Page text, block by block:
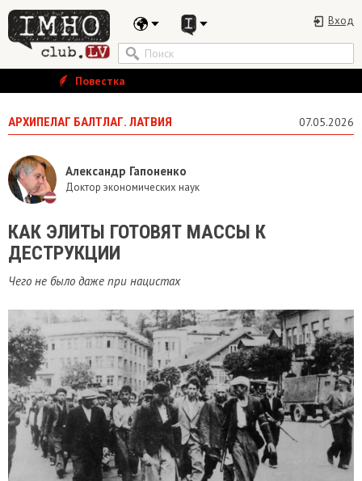
Вход
Повестка
АРХИПЕЛАГ БАЛТЛАГ. ЛАТВИЯ 07.05.2026
Александр Гапоненко
Доктор экономических наук
КАК ЭЛИТЫ ГОТОВЯТ МАССЫ К
ДЕСТРУКЦИИ
Чего не было даже при нацистах